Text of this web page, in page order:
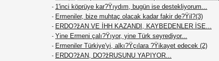
- 1'inci köprüye kar?Ÿıydım, bugün ise destekliyorum...
- Ermeniler, bize muhtaç olacak kadar fakir de?Ÿil?(3)
- ERDO?žAN VE İHH KAZANDI, KAYBEDENLER İSE...
- Yine Ermeni çalı?Ÿıyor, yine Türk seyrediyor...
- Ermeniler Türkiye'yi, alkı?Ÿçılara ?Ÿikayet edecek (2)
- ERDO?žAN, DO?žRUSUNU YAPIYOR...